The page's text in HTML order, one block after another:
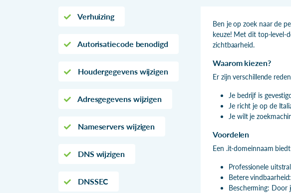
Verhuizing
Autorisatiecode benodigd
Houdergegevens wijzigen
Adresgegevens wijzigen
Nameservers wijzigen
DNS wijzigen
DNSSEC
Ben je op zoek naar de
keuze! Met dit top-level-
zichtbaarheid.
Waarom kiezen?
Er zijn verschillende
Je bedrijf is
Je richt je op de
Je wilt je
Voordelen
Een .it-domeinnaam
Professionele
Betere
Bescherming: Door